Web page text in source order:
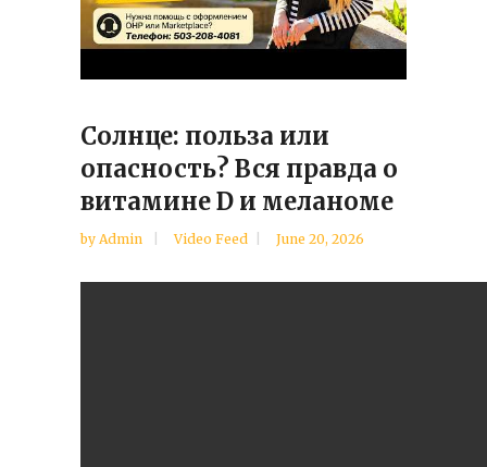
Солнце: польза или
опасность? Вся правда о
витамине D и меланоме
by Admin Video Feed June 20, 2026